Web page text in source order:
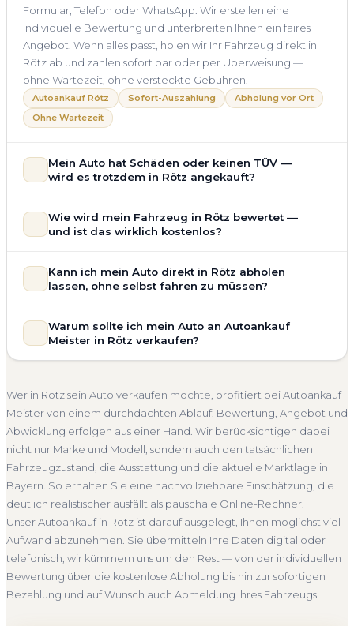
Formular, Telefon oder WhatsApp. Wir erstellen eine
individuelle Bewertung und unterbreiten Ihnen ein faires
Angebot. Wenn alles passt, holen wir Ihr Fahrzeug direkt in
Rötz ab und zahlen sofort bar oder per Überweisung —
ohne Wartezeit, ohne versteckte Gebühren.
Autoankauf Rötz Sofort-Auszahlung
Abholung vor Ort
Ohne Wartezeit
Mein Auto hat Schäden oder keinen TÜV —
wird es trotzdem in Rötz angekauft?
Motorschaden, Getriebeschaden, abgelaufenem TÜV oder
allgemeinem Reparaturbedarf direkt in Rötz an. Der
Bewertung ein. Anders als Online-Rechner berücksichtigen
wir den realen Zustand und die aktuelle Nachfrage für eine
Unfallwagen Rötz Motorschaden
Ohne TÜV
Getriebeschaden
Faire Bewertung
Wie wird mein Fahrzeug in Rötz bewertet —
und ist das wirklich kostenlos?
vollständig kostenlos und unverbindlich. Wir prüfen Marke,
Modell, Baujahr, Kilometerstand, Ausstattung, Pflegezustand
Schätzung, sondern eine fundierte Einschätzung, die nah am
tatsächlichen Verkaufspreis liegt — speziell für den Markt in
Bayern.
Seriöse Einschätzung
Kann ich mein Auto direkt in Rötz abholen
lassen, ohne selbst fahren zu müssen?
umfasst die kostenlose Abholung direkt an Ihrer Adresse —
egal ob zu Hause, am Arbeitsplatz oder an einem Treffpunkt
direkt bei Übergabe, auf Wunsch übernehmen wir auch die
Abmeldung.
Abholung Rötz Nicht fahrbereit
Barzahlung
Abmeldung inklusive
Warum sollte ich mein Auto an Autoankauf
Meister in Rötz verkaufen?
deutschlandweit an — auch in Rötz und ganz Bayern. Sie
erhalten eine kostenlose Bewertung, ein verbindliches
Angebot und auf Wunsch den kompletten Service von der
Abholung bis zur Abmeldung. Über 4.800 zufriedene
Kunden sprechen für sich.
Seit 2010 4.800+ Ankäufe Komplettservice Bayern
Wer in Rötz sein Auto verkaufen möchte, profitiert bei Autoankauf
Meister von einem durchdachten Ablauf: Bewertung, Angebot und
Abwicklung erfolgen aus einer Hand. Wir berücksichtigen dabei
nicht nur Marke und Modell, sondern auch den tatsächlichen
Fahrzeugzustand, die Ausstattung und die aktuelle Marktlage in
Bayern. So erhalten Sie eine nachvollziehbare Einschätzung, die
deutlich realistischer ausfällt als pauschale Online-Rechner.
Unser Autoankauf in Rötz ist darauf ausgelegt, Ihnen möglichst viel
Aufwand abzunehmen. Sie übermitteln Ihre Daten digital oder
telefonisch, wir kümmern uns um den Rest — von der individuellen
Bewertung über die kostenlose Abholung bis hin zur sofortigen
Bezahlung und auf Wunsch auch Abmeldung Ihres Fahrzeugs.